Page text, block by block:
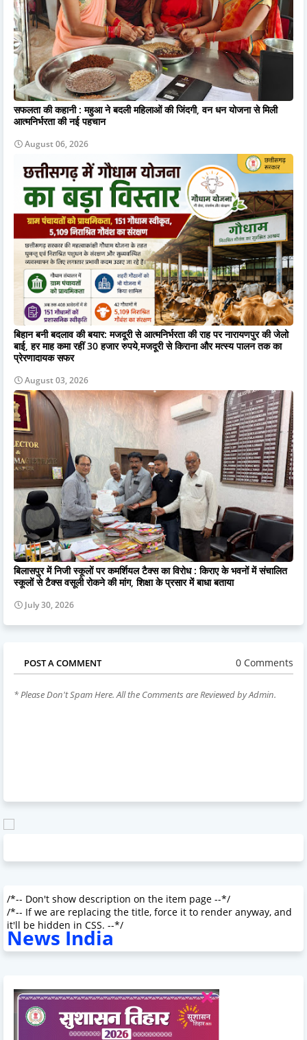
सफलता की कहानी : महुआ ने बदली महिलाओं की जिंदगी, वन धन योजना से मिली
आत्मनिर्भरता की नई पहचान
August 06, 2026
बिहान बनी बदलाव की बयार: मजदूरी से आत्मनिर्भरता की राह पर नारायणपुर की जेलो
बाई, हर माह कमा रहीं 30 हजार रुपये,मजदूरी से किराना और मत्स्य पालन तक का
प्रेरणादायक सफर
August 03, 2026
बिलासपुर में निजी स्कूलों पर कमर्शियल टैक्स का विरोध : किराए के भवनों में संचालित
स्कूलों से टैक्स वसूली रोकने की मांग, शिक्षा के प्रसार में बाधा बताया
July 30, 2026
POST A COMMENT 0 Comments
* Please Don't Spam Here. All the Comments are Reviewed by Admin.
/*-- Don't show description on the item page --*/
/*-- If we are replacing the title, force it to render anyway, and
it'll be hidden in CSS. --*/
News India